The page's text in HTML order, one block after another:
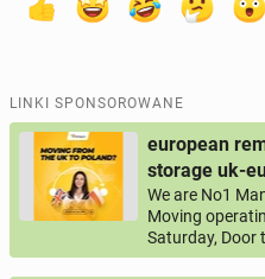
LINKI SPONSOROWANE
european
storage uk-
We are No1
Moving
Saturday, Door